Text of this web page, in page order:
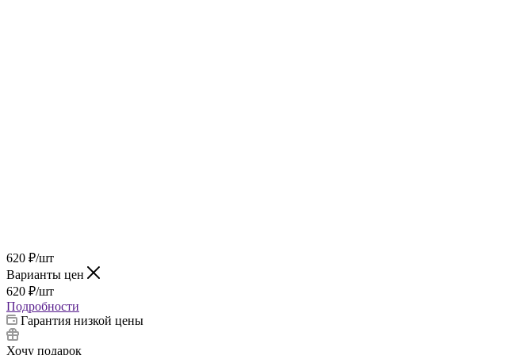
620 ₽/шт
Варианты цен
620 ₽/шт
Подробности
Гарантия низкой цены
Хочу подарок